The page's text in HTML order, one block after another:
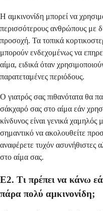
Η αμκινονίδη μπορεί να
περισσότερους ανθρώπους με
προσοχή. Τα τοπικά
μπορούν ενδεχομένως να
αίμα, ειδικά όταν
παρατεταμένες περιόδους.
Ο γιατρός σας πιθανότατα θα
σάκχαρό σας στο αίμα εάν
κίνδυνος είναι γενικά
σημαντικό να ακολουθείτε
αναφέρετε τυχόν ασυνήθιστες
στο αίμα σας.
Ε2. Τι πρέπει να κάνω
πάρα πολύ αμκινονίδη;